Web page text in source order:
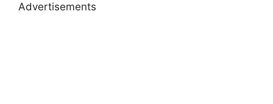
Advertisements